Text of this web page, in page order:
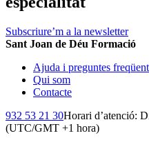
Subscriure’m a la newsletter
Sant Joan de Déu Formació
Ajuda i preguntes
Qui som
Contacte
932 53 21 30Horari d’atenció:
(UTC/GMT +1 hora)